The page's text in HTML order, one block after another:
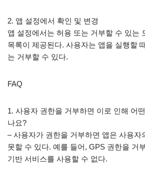
2. 앱 설정에서 확인 및 변경
앱 설정에서는 허용 또는 거부할 수 있는
목록이 제공된다. 사용자는 앱을 실행할
는 거부할 수 있다.
FAQ
1. 사용자 권한을 거부하면 이로 인해 어
나요?
– 사용자가 권한을 거부하면 앱은 사용자
못할 수 있다. 예를 들어, GPS 권한을 거
기반 서비스를 사용할 수 없다.